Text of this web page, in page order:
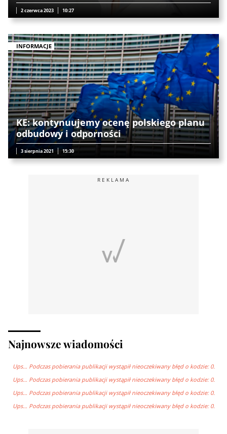
2 czerwca 2023 10:27
INFORMACJE
KE: kontynuujemy ocenę polskiego planu
odbudowy i odporności
3 sierpnia 2021 15:30
REKLAMA
Najnowsze wiadomości
Ups… Podczas pobierania publikacji wystąpił nieoczekiwany błęd o kodzie: 0.
Ups… Podczas pobierania publikacji wystąpił nieoczekiwany błęd o kodzie: 0.
Ups… Podczas pobierania publikacji wystąpił nieoczekiwany błęd o kodzie: 0.
Ups… Podczas pobierania publikacji wystąpił nieoczekiwany błęd o kodzie: 0.